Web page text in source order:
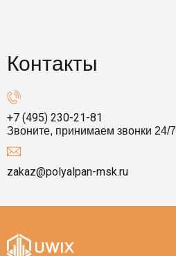
Контакты
+7 (495) 230-21-81
Звоните, принимаем звонки 24/7
zakaz@polyalpan-msk.ru